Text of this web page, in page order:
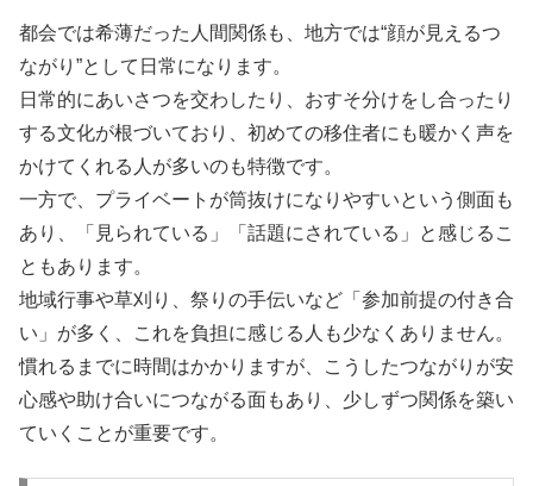
都会では希薄だった人間関係も、地方では“顔が見えるつ
ながり”として日常になります。
日常的にあいさつを交わしたり、おすそ分けをし合ったり
する文化が根づいており、初めての移住者にも暖かく声を
かけてくれる人が多いのも特徴です。
一方で、プライベートが筒抜けになりやすいという側面も
あり、「見られている」「話題にされている」と感じるこ
ともあります。
地域行事や草刈り、祭りの手伝いなど「参加前提の付き合
い」が多く、これを負担に感じる人も少なくありません。
慣れるまでに時間はかかりますが、こうしたつながりが安
心感や助け合いにつながる面もあり、少しずつ関係を築い
ていくことが重要です。